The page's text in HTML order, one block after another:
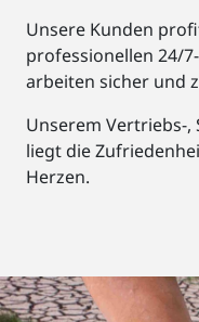
Unsere Kunden
professionellen 24/
arbeiten sicher und
Unserem Vertriebs-
liegt die
Herzen.